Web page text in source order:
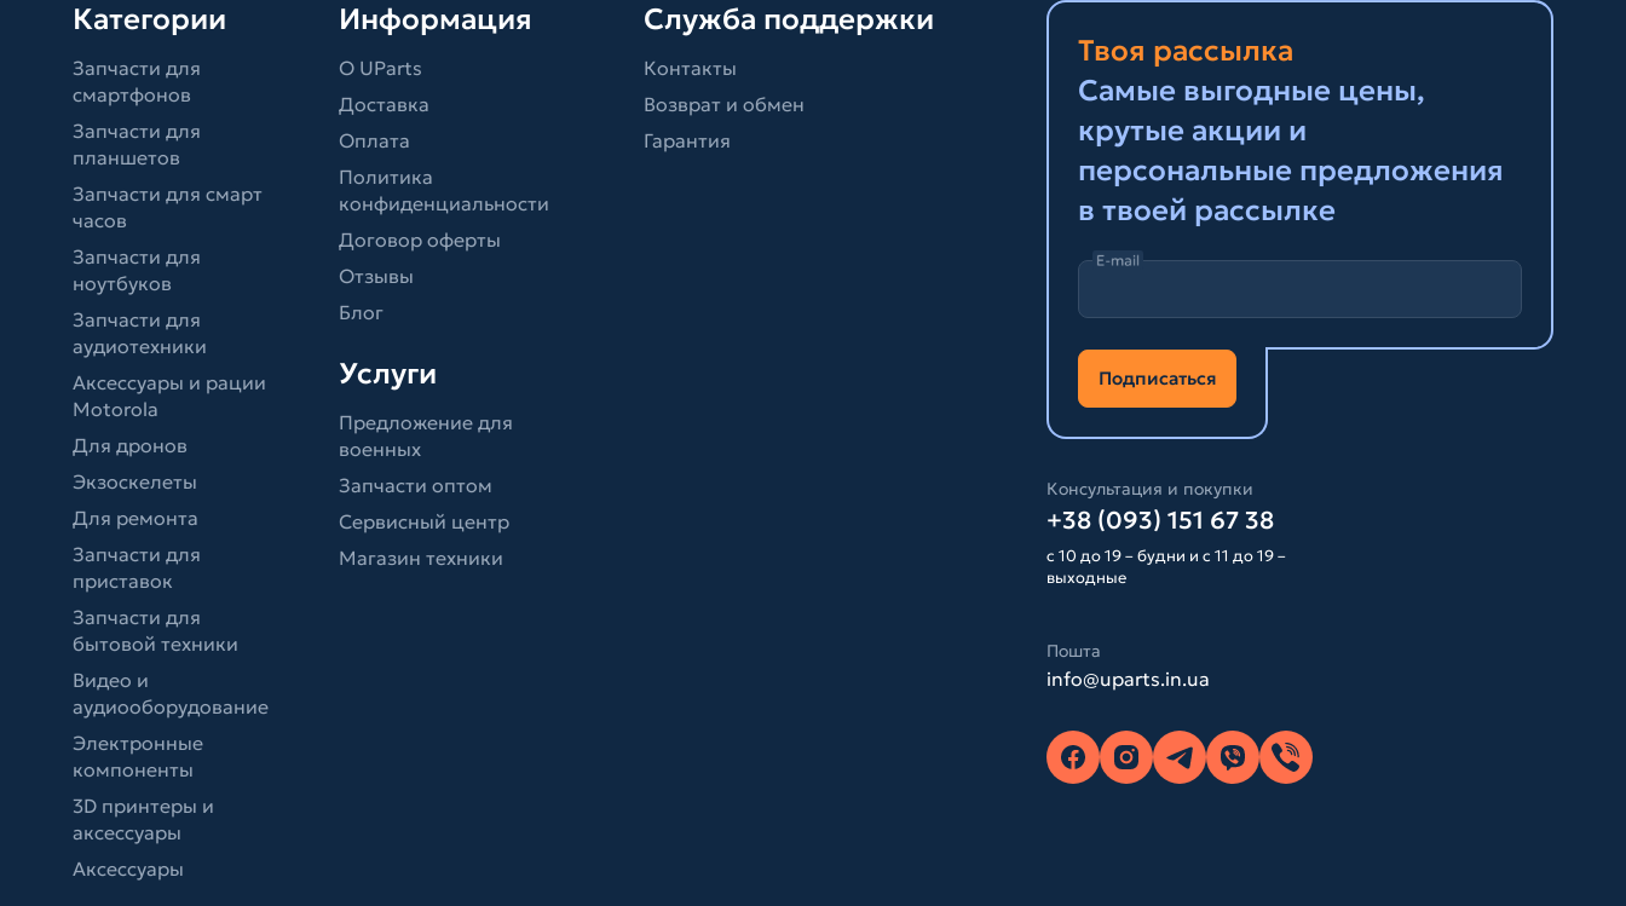
Категории
Запчасти для
смартфонов
Запчасти для
планшетов
Запчасти для смарт
часов
Запчасти для
ноутбуков
Запчасти для
аудиотехники
Аксессуары и рации
Motorola
Для дронов
Экзоскелеты
Для ремонта
Запчасти для
приставок
Запчасти для
бытовой техники
Видео и
аудиооборудование
Электронные
компоненты
3D принтеры и
аксессуары
Аксессуары
Информация
О UParts
Доставка
Оплата
Политика
конфиденциальности
Договор оферты
Отзывы
Блог
Услуги
Предложение для
военных
Запчасти оптом
Сервисный центр
Магазин техники
Служба поддержки
Контакты
Возврат и обмен
Гарантия
Твоя рассылка
Самые выгодные цены,
крутые акции и
персональные предложения
в твоей рассылке
E-mail
Подписаться
Консультация и покупки
+38 (093) 151 67 38
с 10 до 19 – будни и с 11 до 19 –
выходные
Пошта
info@uparts.in.ua